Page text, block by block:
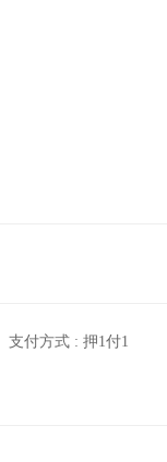
支付方式 : 押1付1